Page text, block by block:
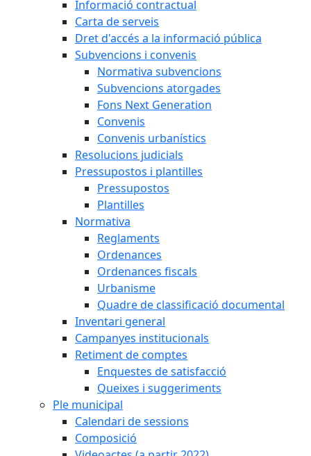
Informació contractual
Carta de serveis
Dret d'accés a la informació pública
Subvencions i convenis
Normativa subvencions
Subvencions atorgades
Fons Next Generation
Convenis
Convenis urbanístics
Resolucions judicials
Pressupostos i plantilles
Pressupostos
Plantilles
Normativa
Reglaments
Ordenances
Ordenances fiscals
Urbanisme
Quadre de classificació documental
Inventari general
Campanyes institucionals
Retiment de comptes
Enquestes de satisfacció
Queixes i suggeriments
Ple municipal
Calendari de sessions
Composició